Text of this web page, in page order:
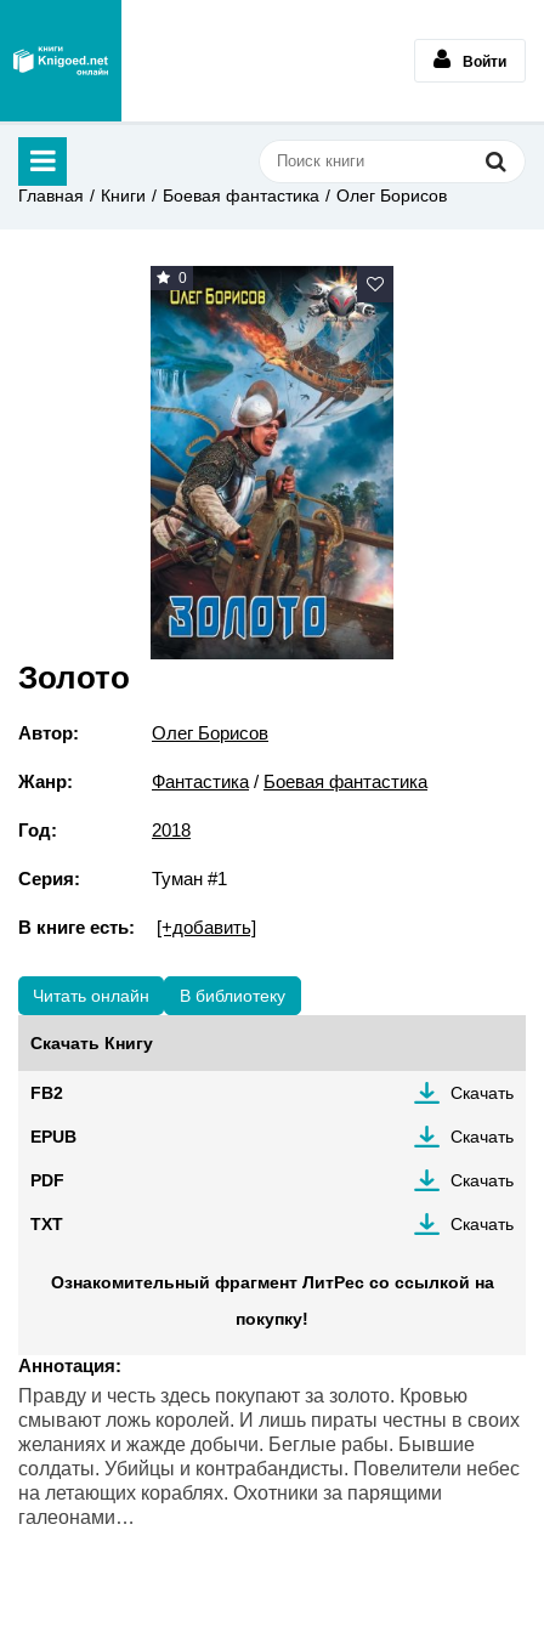
Войти
Главная Книги Боевая фантастика Олег Борисов
0
Золото
Автор: Олег Борисов
Жанр: Фантастика / Боевая фантастика
Год: 2018
Серия: Туман #1
В книге есть: [+добавить]
Читать онлайн В библиотеку
Скачать Книгу
FB2 Скачать
EPUB Скачать
PDF Скачать
TXT Скачать
Ознакомительный фрагмент ЛитРес со ссылкой на
покупку!
Аннотация:
Правду и честь здесь покупают за золото. Кровью
смывают ложь королей. И лишь пираты честны в своих
желаниях и жажде добычи. Беглые рабы. Бывшие
солдаты. Убийцы и контрабандисты. Повелители небес
на летающих кораблях. Охотники за парящими
галеонами…